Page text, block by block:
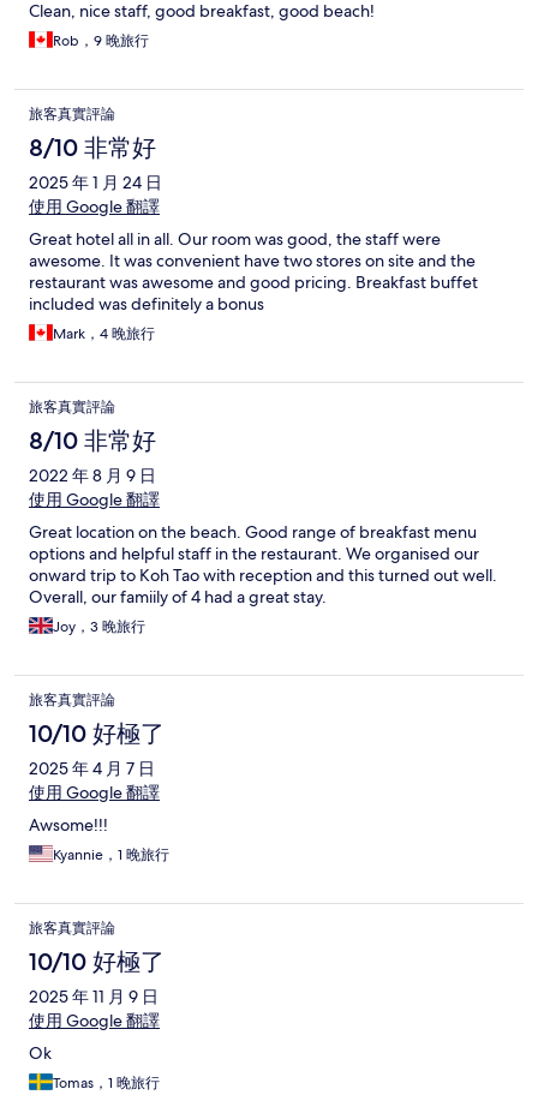
Clean, nice staff, good breakfast, good beach!
Rob，9 晚旅行
旅客真實評論
8/10 非常好
2025 年 1 月 24 日
使用 Google 翻譯
Great hotel all in all. Our room was good, the staff were
awesome. It was convenient have two stores on site and the
restaurant was awesome and good pricing. Breakfast buffet
included was definitely a bonus
Mark，4 晚旅行
旅客真實評論
8/10 非常好
2022 年 8 月 9 日
使用 Google 翻譯
Great location on the beach. Good range of breakfast menu
options and helpful staff in the restaurant. We organised our
onward trip to Koh Tao with reception and this turned out well.
Overall, our famiily of 4 had a great stay.
Joy，3 晚旅行
旅客真實評論
10/10 好極了
2025 年 4 月 7 日
使用 Google 翻譯
Awsome!!!
Kyannie，1 晚旅行
旅客真實評論
10/10 好極了
2025 年 11 月 9 日
使用 Google 翻譯
Ok
Tomas，1 晚旅行